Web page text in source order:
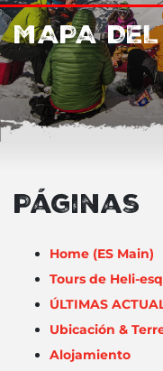
MAPA
Páginas
Home (ES Main)
Tours de Heli-
ÚLTIMAS
Ubicación &
Alojamiento